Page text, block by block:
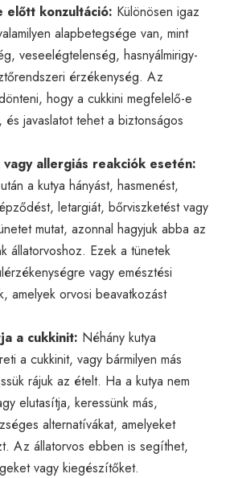
előtt konzultáció: Különösen igaz
alapbetegsége van, mint
veseelégtelenség, hasnyálmirigy-
érzékenység. Az
hogy a cukkini megfelelő-e
és javaslatot tehet a biztonságos
vagy allergiás reakciók esetén:
a kutya hányást, hasmenést,
letargiát, bőrviszketést vagy
mutat, azonnal hagyjuk abba az
állatorvoshoz. Ezek a tünetek
vagy emésztési
amelyek orvosi beavatkozást
a cukkinit: Néhány kutya
a cukkinit, vagy bármilyen más
rájuk az ételt. Ha a kutya nem
elutasítja, keressünk más,
alternatívákat, amelyeket
Az állatorvos ebben is segíthet,
vagy kiegészítőket.